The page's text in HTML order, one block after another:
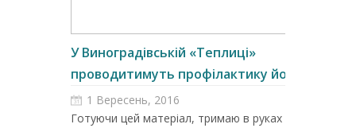
У Виноградівській «Теплиці»
проводитимуть профілактику йодо...
1 Вересень, 2016
Готуючи цей матеріал, тримаю в руках